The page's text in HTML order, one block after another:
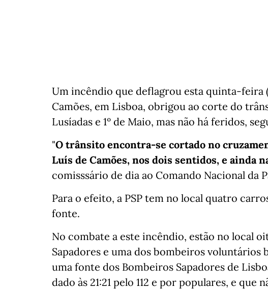
Um incêndio que deflagrou esta quinta-feira
Camões, em Lisboa, obrigou ao corte do
Lusíadas e 1º de Maio, mas não há feridos,
"O trânsito encontra-se cortado no
Luís de Camões, nos dois sentidos, e ainda
comisssário de dia ao Comando Nacional da
Para o efeito, a PSP tem no local quatro
fonte.
No combate a este incêndio, estão no local
Sapadores e uma dos bombeiros voluntários
uma fonte dos Bombeiros Sapadores de
dado às 21:21 pelo 112 e por populares, e que